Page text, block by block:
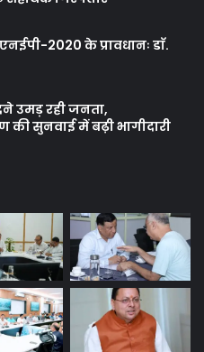
2020 के प्रावधानः डाॅ.
उमड़ रही जनता,
सुनवाई में बढ़ी भागीदारी